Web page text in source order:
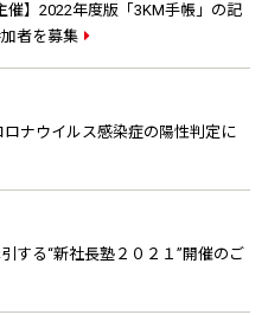
催】2022年度版「3KM手帳」の記
者を募集
ナウイルス感染症の陽性判定に
する“新社長塾２０２１”開催のご